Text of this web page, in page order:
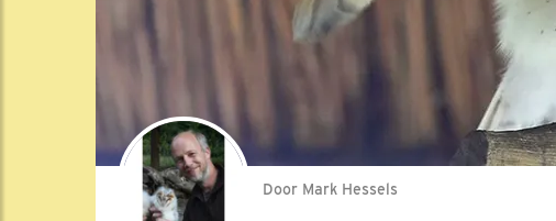
Door Mark Hessels